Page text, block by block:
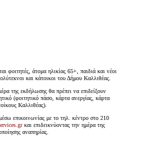
φοιτητές, άτομα ηλικίας 65+, παιδιά και νέοι
και κάτοικοι του Δήμου Καλλιθέας.
της εκδήλωσης θα πρέπει να επιδείξουν
(φοιτητικό πάσο, κάρτα ανεργίας, κάρτα
Καλλιθέας).
επικοινωνίας με το τηλ. κέντρο στο 210
και επιδεικνύοντας την ημέρα της
αναπηρίας.